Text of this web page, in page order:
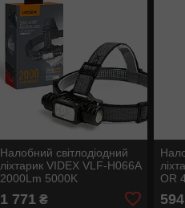
Налобний світлодіодний
ліхтарик VIDEX VLF-H066A
2000Lm 5000K
1 771₴
OR
594